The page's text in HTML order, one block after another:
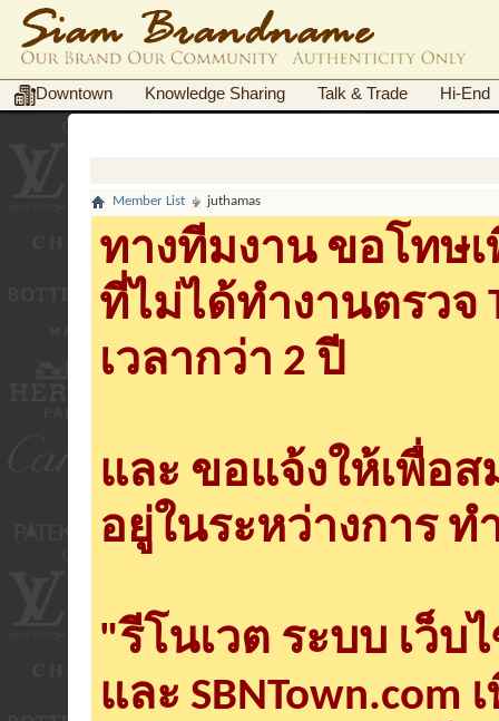
Downtown Knowledge Sharing Talk & Trade Hi-End
Member List juthamas
ทางทีมงาน ขอโทษ
ที่ไม่ได้ทำงานตรวจ
เวลากว่า 2 ปี
และ ขอแจ้งให้เพื่อ
อยู่ในระหว่างการ ท
"รีโนเวต ระบบ เว็บ
และ